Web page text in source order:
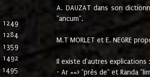
1249
1284
1359
1492
1495
A. DAUZAT dans son
"ancum".
M.T MORLET et E. NEGRE
Il existe d'autres explications :
- Ar ==> "près de" et Randa